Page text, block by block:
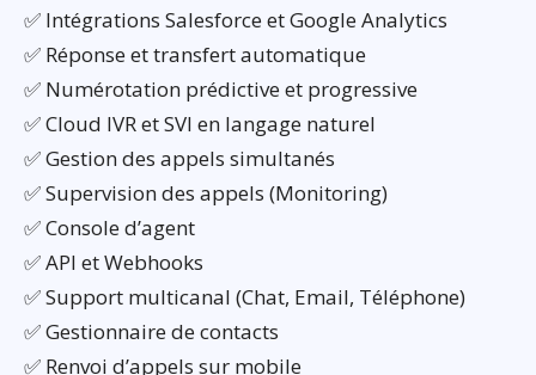
✅ Intégrations Salesforce et Google Analytics
✅ Réponse et transfert automatique
✅ Numérotation prédictive et progressive
✅ Cloud IVR et SVI en langage naturel
✅ Gestion des appels simultanés
✅ Supervision des appels (Monitoring)
✅ Console d’agent
✅ API et Webhooks
✅ Support multicanal (Chat, Email, Téléphone)
✅ Gestionnaire de contacts
✅ Renvoi d’appels sur mobile